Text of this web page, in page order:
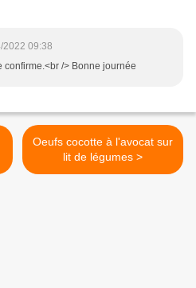
2022 09:38
confirme.<br /> Bonne journée
Oeufs cocotte à l'avocat sur
lit de légumes >